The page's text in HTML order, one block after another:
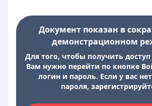
Документ показан в
демонстрационном
Для того, чтобы получить
Вам нужно перейти по кнопке
логин и пароль. Если у вас
пароля,